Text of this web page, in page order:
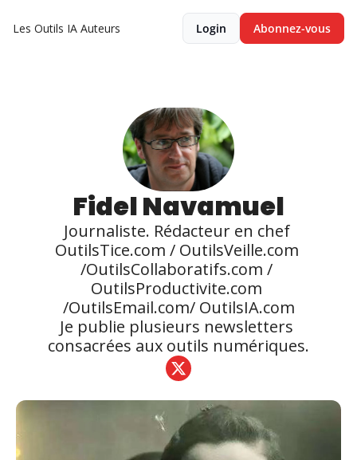
Les Outils IA Auteurs Login Abonnez-vous
Fidel Navamuel
Journaliste. Rédacteur en chef
OutilsTice.com / OutilsVeille.com
/OutilsCollaboratifs.com /
OutilsProductivite.com
/OutilsEmail.com/ OutilsIA.com
Je publie plusieurs newsletters
consacrées aux outils numériques.